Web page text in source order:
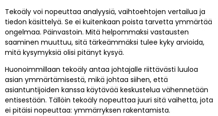
Tekoäly voi nopeuttaa analyysiä, vaihtoehtojen vertailua ja
tiedon käsittelyä. Se ei kuitenkaan poista tarvetta ymmärtää
ongelmaa. Päinvastoin. Mitä helpommaksi vastausten
saaminen muuttuu, sitä tärkeämmäksi tulee kyky arvioida,
mitä kysymyksiä olisi pitänyt kysyä.
Huonoimmillaan tekoäly antaa johtajalle riittävästi luuloa
asian ymmärtämisestä, mikä johtaa siihen, että
asiantuntijoiden kanssa käytävää keskustelua vähennetään
entisestään. Tällöin tekoäly nopeuttaa juuri sitä vaihetta, jota
ei pitäisi nopeuttaa: ymmärryksen rakentamista.